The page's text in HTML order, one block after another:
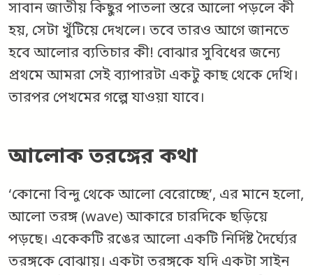
সাবান জাতীয় কিছুর পাতলা স্তরে আলো পড়লে কী
হয়, সেটা খুঁটিয়ে দেখলে। তবে তারও আগে জানতে
হবে আলোর ব্যতিচার কী! বোঝার সুবিধের জন্যে
প্রথমে আমরা সেই ব্যাপারটা একটু কাছ থেকে দেখি।
তারপর পেখমের গল্পে যাওয়া যাবে।
আলোক তরঙ্গের কথা
‘কোনো বিন্দু থেকে আলো বেরোচ্ছে’, এর মানে হলো,
আলো তরঙ্গ (wave) আকারে চারদিকে ছড়িয়ে
পড়ছে। একেকটি রঙের আলো একটি নির্দিষ্ট দৈর্ঘ্যের
তরঙ্গকে বোঝায়। একটা তরঙ্গকে যদি একটা সাইন